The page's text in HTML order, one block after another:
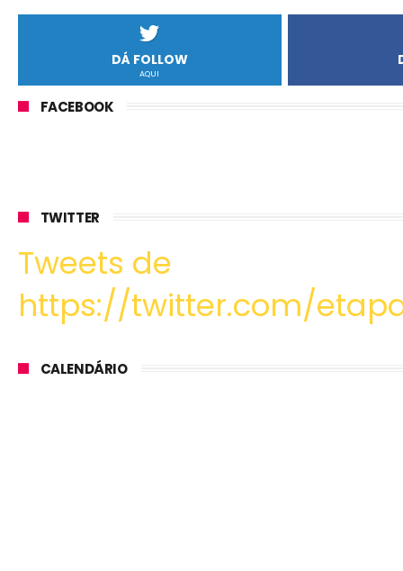
DÁ FOLLOW
AQUI
FACEBOOK
TWITTER
Tweets de
https://twitter.com/
CALENDÁRIO